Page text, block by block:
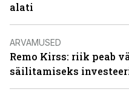
alati
ARVAMUSED
Remo Kirss: riik peab
säilitamiseks